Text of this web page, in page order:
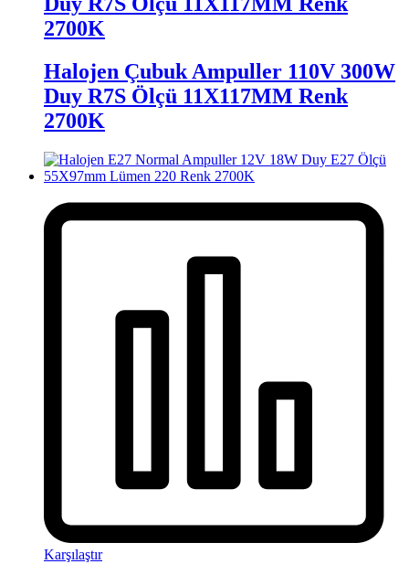
2700K
Halojen Çubuk Ampuller 110V 300W
Duy R7S Ölçü 11X117MM Renk
2700K
Karşılaştır